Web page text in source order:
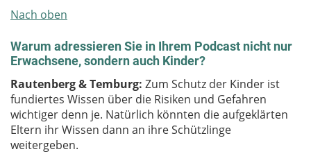
Nach oben
Warum adressieren Sie in Ihrem Podcast nicht nur
Erwachsene, sondern auch Kinder?
Rautenberg & Temburg: Zum Schutz der Kinder ist
fundiertes Wissen über die Risiken und Gefahren
wichtiger denn je. Natürlich könnten die aufgeklärten
Eltern ihr Wissen dann an ihre Schützlinge
weitergeben.